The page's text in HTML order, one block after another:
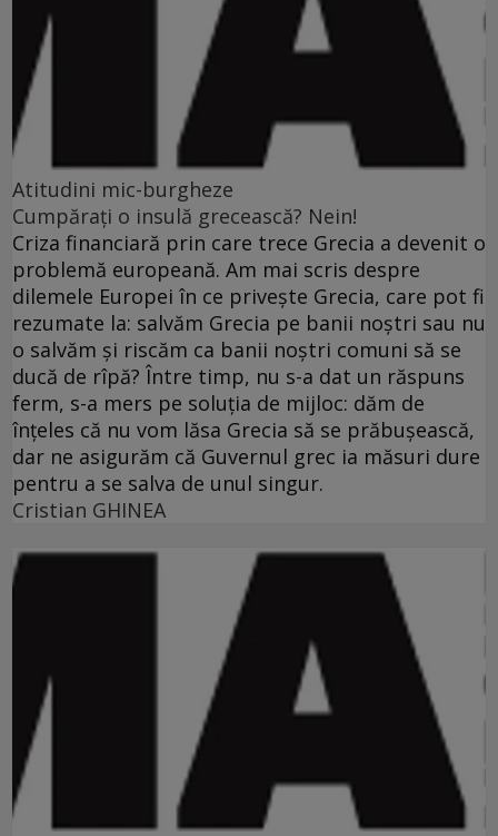
Atitudini mic-burgheze
Cumpăraţi o insulă grecească? Nein!
Criza financiară prin care trece Grecia a devenit o
problemă europeană. Am mai scris despre
dilemele Europei în ce priveşte Grecia, care pot fi
rezumate la: salvăm Grecia pe banii noştri sau nu
o salvăm şi riscăm ca banii noştri comuni să se
ducă de rîpă? Între timp, nu s-a dat un răspuns
ferm, s-a mers pe soluţia de mijloc: dăm de
înţeles că nu vom lăsa Grecia să se prăbuşească,
dar ne asigurăm că Guvernul grec ia măsuri dure
pentru a se salva de unul singur.
Cristian GHINEA